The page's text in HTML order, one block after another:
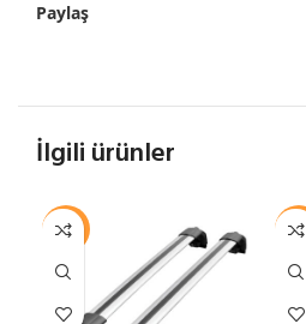
Paylaş
İlgili ürünler
-12% -12%